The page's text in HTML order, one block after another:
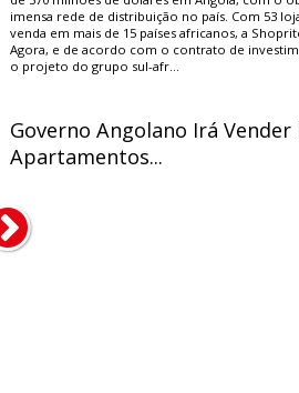
imensa rede de distribuição no país. Com 53
venda em mais de 15 países africanos, a
Agora, e de acordo com o contrato de
o projeto do grupo sul-afr...
Governo Angolano Irá Vender
Apartamentos...